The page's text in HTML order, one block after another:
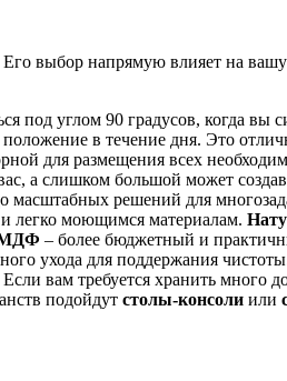
выбор напрямую влияет на
под углом 90 градусов, когда вы
в течение дня. Это
для размещения всех
а слишком большой может
решений для
и легко моющимся материалам.
– более бюджетный и
ухода для поддержания
вам требуется хранить много
подойдут столы-консоли или